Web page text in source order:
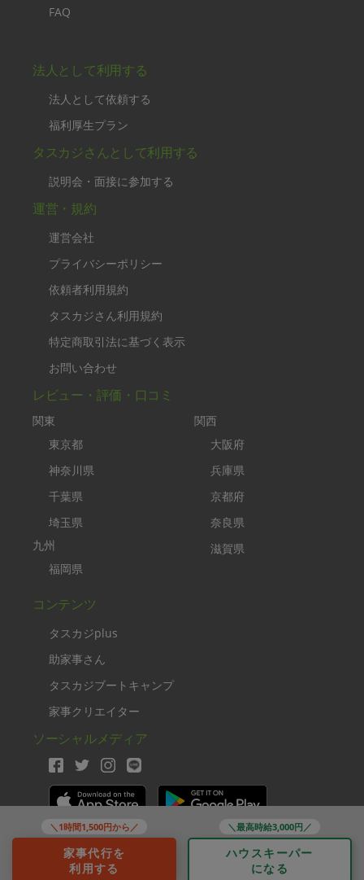
＼1時間1,500円から／
家事代行を
利用する
＼最高時給3,000円／
ハウスキーパー
になる
FAQ
法人として利用する
法人として依頼する
福利厚生プラン
タスカジさんとして利用する
説明会・面接に参加する
運営・規約
運営会社
プライバシーポリシー
依頼者利用規約
タスカジさん利用規約
特定商取引法に基づく表示
お問い合わせ
レビュー・評価・口コミ
関東
東京都
神奈川県
千葉県
埼玉県
九州
福岡県
関西
大阪府
兵庫県
京都府
奈良県
滋賀県
コンテンツ
タスカジplus
助家事さん
タスカジブートキャンプ
家事クリエイター
ソーシャルメディア